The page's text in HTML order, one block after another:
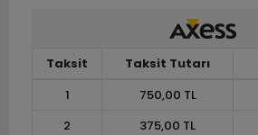
Taksit Taksit Tutarı
1
750,00 TL
2
375,00 TL